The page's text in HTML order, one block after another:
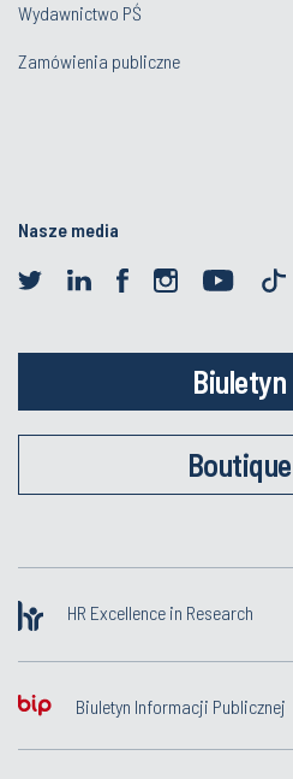
Wydawnictwo PŚ
Zamówienia publiczne
Nasze media
Biuletyn
Boutique
HR Excellence in Research
Biuletyn Informacji Publicznej